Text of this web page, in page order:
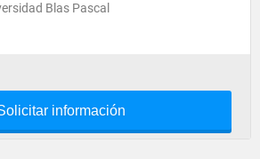
Blas Pascal
información